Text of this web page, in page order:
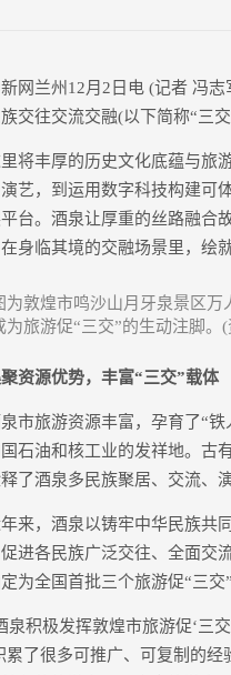
兰州12月2日电 (记者 冯志
交往交流交融(以下简称“三
丰厚的历史文化底蕴与旅游
艺，到运用数字科技构建可
台。酒泉让厚重的丝路融合
身临其境的交融场景里，绘
为敦煌市鸣沙山月牙泉景区
为旅游促“三交”的生动注脚。
源优势，丰富“三交”载体
旅游资源丰富，孕育了“铁人
石油和核工业的发祥地。古
了酒泉多民族聚居、交流、
，酒泉以铸牢中华民族共同
进各民族广泛交往、全面交
为全国首批三个旅游促“三交
极发挥敦煌市旅游促‘三交
累了很多可推广、可复制的